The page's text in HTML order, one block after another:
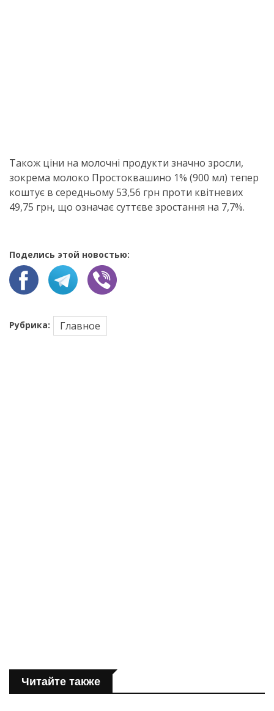
Також ціни на молочні продукти значно зросли,
зокрема молоко Простоквашино 1% (900 мл) тепер
коштує в середньому 53,56 грн проти квітневих
49,75 грн, що означає суттєве зростання на 7,7%.
Поделись этой новостью:
Рубрика: Главное
Читайте также